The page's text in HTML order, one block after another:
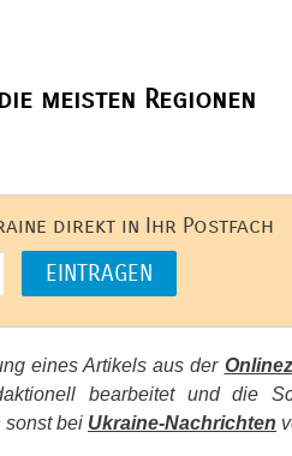
meisten Regionen
direkt in Ihr Postfach
eines Artikels aus der
bearbeitet und die
sonst bei Ukraine-Nachrichten